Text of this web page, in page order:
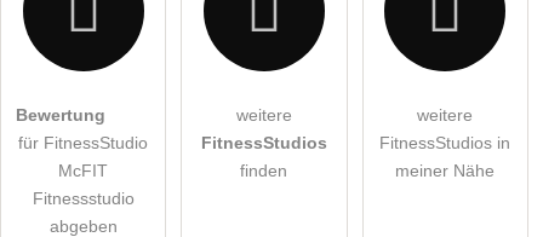
DieDatenschutzerklärunghabe ich zur Kenntnis genommen.
öffentliche Frage stellen
Bewertung
für FitnessStudio
McFIT
Fitnessstudio
abgeben
weitere
FitnessStudios
finden
weitere
FitnessStudios in
meiner Nähe